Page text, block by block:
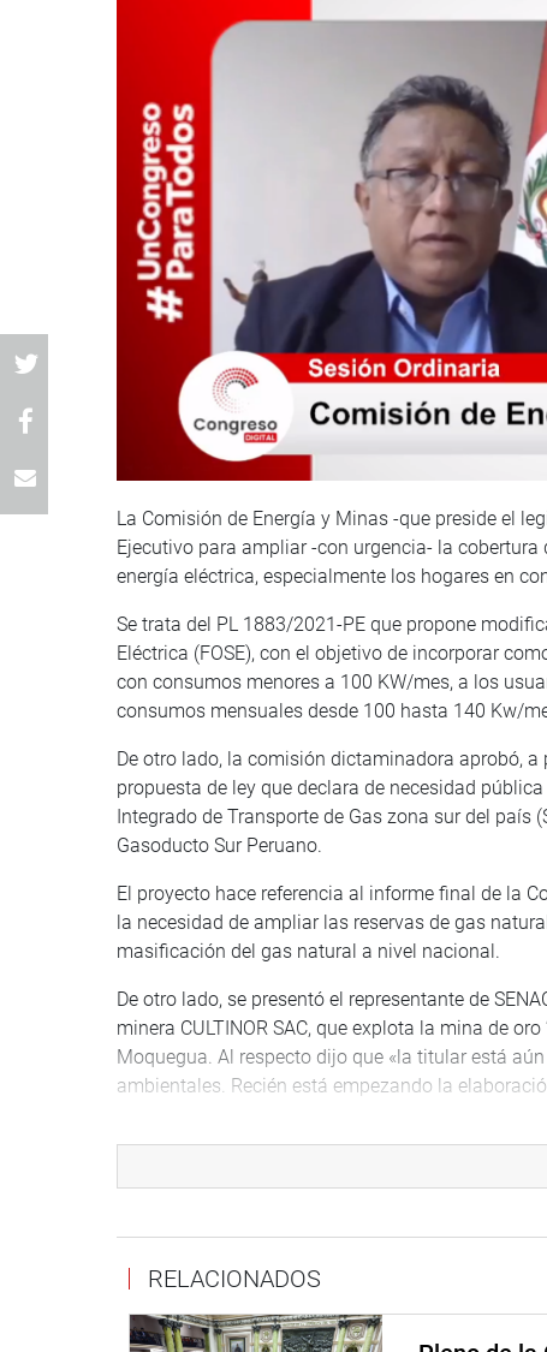
La Comisión de Energía y Minas -que preside el
Ejecutivo para ampliar -con urgencia- la
energía eléctrica, especialmente los hogares en
Se trata del PL 1883/2021-PE que propone
Eléctrica (FOSE), con el objetivo de incorporar
con consumos menores a 100 KW/mes, a los
consumos mensuales desde 100 hasta 140 Kw/
De otro lado, la comisión dictaminadora aprobó,
propuesta de ley que declara de necesidad
Integrado de Transporte de Gas zona sur del
Gasoducto Sur Peruano.
El proyecto hace referencia al informe final de la
la necesidad de ampliar las reservas de gas
masificación del gas natural a nivel nacional.
De otro lado, se presentó el representante de
minera CULTINOR SAC, que explota la mina de
Moquegua. Al respecto dijo que «la titular está
ambientales. Recién está empezando la
que dos empresas eólicas impiden la expansión
«equivalente al 80% de nuestro territorio.
«La empresa transnacional china Shougang
orientada al sur del distrito, porque nos tienen
RELACIONADOS